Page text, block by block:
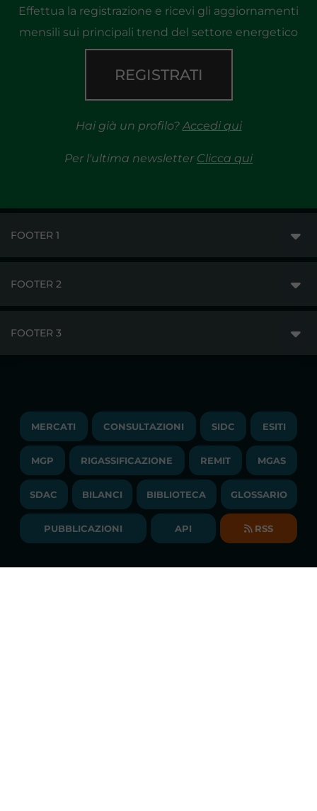
Effettua la registrazione e ricevi gli aggiornamenti
mensili sui principali trend del settore energetico
REGISTRATI
Hai già un profilo? Accedi qui
Per l'ultima newsletter Clicca qui
FOOTER 1
PUBBLICAZIONI
COMUNICATI/NEWS
NEWSLETTER
BILANCI DI ESERCIZIO
RELAZIONI ANNUALI
FOOTER 2
LAVORA CON NOI
CONTATTI
BANDI DI GARA E CONTRATTI
SOCIETA' TRASPARENTE
FOOTER 3
TRAYPORT M. ELETTRICO
LIQUIDITY PROVIDERS
BIBLIOTECA
GLOSSARIO
MERCATI CONSULTAZIONI SIDC ESITI
MGP RIGASSIFICAZIONE REMIT MGAS
SDAC BILANCI BIBLIOTECA GLOSSARIO
PUBBLICAZIONI API RSS